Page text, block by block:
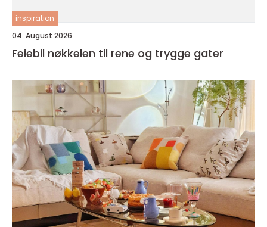
inspiration
04. August 2026
Feiebil nøkkelen til rene og trygge gater